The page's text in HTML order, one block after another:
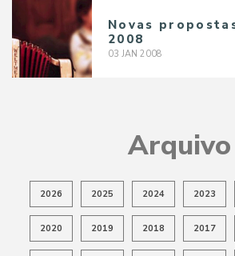
Novas
2008
03 JAN 2008
Arquivo
2026 2025 2024 2023
2020 2019 2018 2017